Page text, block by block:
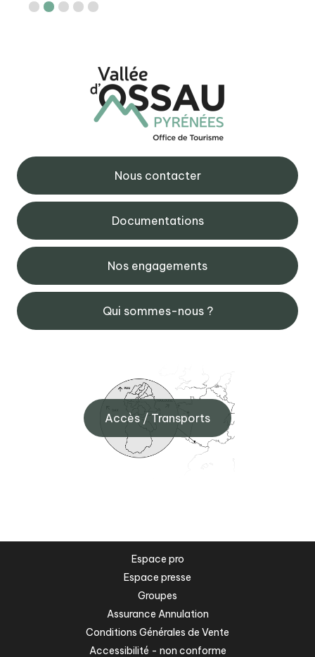
Nous contacter
Documentations
Nos engagements
Qui sommes-nous ?
Accès / Transports
Espace pro
Espace presse
Groupes
Assurance Annulation
Conditions Générales de Vente
Accessibilité - non conforme